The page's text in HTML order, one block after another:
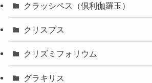
クラッシペス（倶利伽羅玉）
クリスプス
クリズミフォリウム
グラキリス